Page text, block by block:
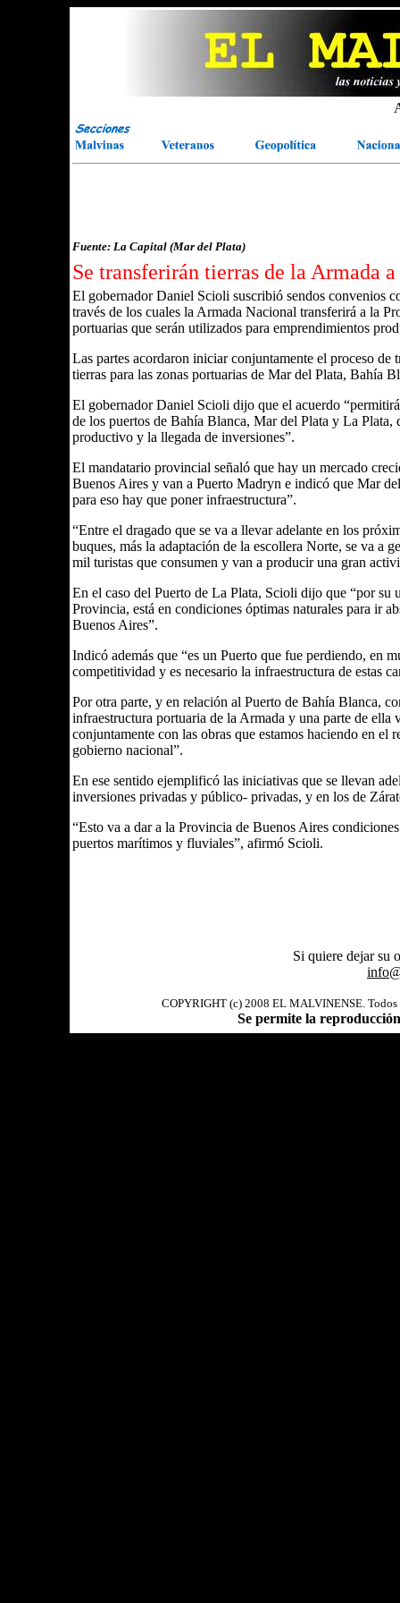
Fuente: La Capital (Mar del Plata)
Se transferirán tierras de la Armada
El gobernador Daniel Scioli suscribió sendos convenios
través de los cuales la Armada Nacional transferirá a la
portuarias que serán utilizados para emprendimientos
Las partes acordaron iniciar conjuntamente el proceso de
tierras para las zonas portuarias de Mar del Plata, Bahía
El gobernador Daniel Scioli dijo que el acuerdo
de los puertos de Bahía Blanca, Mar del Plata y La Plata,
productivo y la llegada de inversiones”.
El mandatario provincial señaló que hay un mercado
Buenos Aires y van a Puerto Madryn e indicó que Mar
para eso hay que poner infraestructura”.
“Entre el dragado que se va a llevar adelante en los
buques, más la adaptación de la escollera Norte, se va a
mil turistas que consumen y van a producir una gran
En el caso del Puerto de La Plata, Scioli dijo que “por su
Provincia, está en condiciones óptimas naturales para ir
Buenos Aires”.
Indicó además que “es un Puerto que fue perdiendo, en
competitividad y es necesario la infraestructura de estas
Por otra parte, y en relación al Puerto de Bahía Blanca,
infraestructura portuaria de la Armada y una parte de ella
conjuntamente con las obras que estamos haciendo en el
gobierno nacional”.
En ese sentido ejemplificó las iniciativas que se llevan
inversiones privadas y público- privadas, y en los de
“Esto va a dar a la Provincia de Buenos Aires
puertos marítimos y fluviales”, afirmó Scioli.
Si quiere dejar su
COPYRIGHT (c) 2008 EL MALVINENSE.
Se permite la